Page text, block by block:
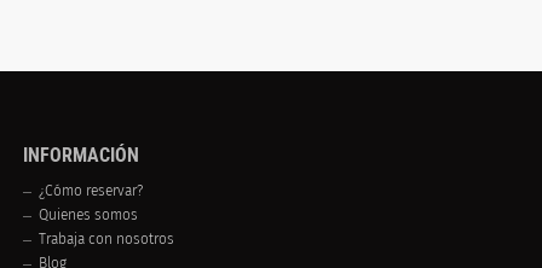
INFORMACIÓN
¿Cómo reservar?
Quienes somos
Trabaja con nosotros
Blog